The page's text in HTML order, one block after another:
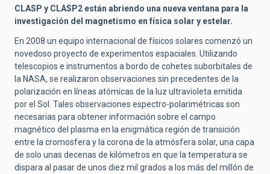
CLASP y CLASP2 están abriendo una nueva ventana para la
investigación del magnetismo en física solar y estelar.
En 2008 un equipo internacional de físicos solares comenzó un
novedoso proyecto de experimentos espaciales. Utilizando
telescopios e instrumentos a bordo de cohetes suborbitales de
la NASA, se realizaron observaciones sin precedentes de la
polarización en líneas atómicas de la luz ultravioleta emitida
por el Sol. Tales observaciones espectro-polarimétricas son
necesarias para obtener información sobre el campo
magnético del plasma en la enigmática región de transición
entre la cromosfera y la corona de la atmósfera solar, una capa
de solo unas decenas de kilómetros en que la temperatura se
dispara al pasar de unos diez mil grados a los más del millón de